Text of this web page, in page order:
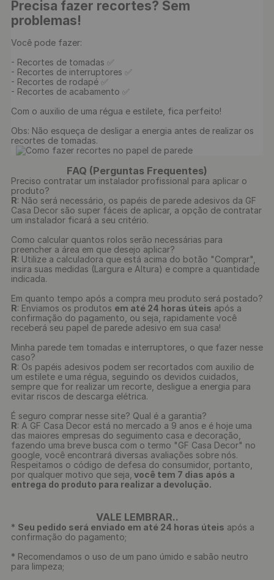
Precisa fazer recortes? Sem
problemas!
Você pode fazer:
- Recortes de tomadas ✅
- Recortes de interruptores ✅
- Recortes de rodapé ✅
- Recortes de acabamento ✅
Com o auxilio de uma régua e estilete, fica perfeito!
Obs: Não esqueça de desligar a energia antes de realizar os
recortes de tomadas.
FAQ (Perguntas Frequentes)
Preciso contratar um instalador profissional para aplicar o
produto?
R: Não será necessário, os papéis de parede adesivos da GF
Casa Decor são super fáceis de aplicar, a opção de contratar
um instalador ficará a seu critério.
Como calcular quantos rolos serão necessárias para
preencher a área em que desejo aplicar?
R: Utilize a calculadora que está acima do botão "Comprar",
insira suas medidas (Largura e Altura) e compre a quantidade
indicada.
Em quanto tempo após a compra meu produto será postado?
R: Enviamos os produtos em até 24 horas úteis após a
confirmação do pagamento, ou seja, rapidamente você
receberá seu papel de parede adesivo em sua casa!
Minha parede tem tomadas e interruptores, o que fazer nesse
caso?
R: Os papéis adesivos podem ser recortados com auxilio de
um estilete e uma régua, seguindo os devidos cuidados,
sempre que for realizar um recorte, desligue a energia para
evitar riscos de descarga elétrica.
É seguro comprar nesse site? Qual é a garantia?
R: A GF Casa Decor está no mercado a 9 anos e é hoje uma
das maiores empresas do seguimento casa e decoração,
fazendo uma breve busca com o termo "GF Casa Decor" no
google, você encontrará diversas avaliações sobre nós.
Respeitamos o código de defesa do consumidor, portanto,
por qualquer motivo que seja, você tem 7 dias após a
entrega do produto para realizar a devolução.
VALE LEMBRAR..
* Seu pedido será enviado em até 24 horas úteis após a
confirmação do pagamento;
* Recomendamos o uso de um pano úmido e sabão neutro
para limpeza;